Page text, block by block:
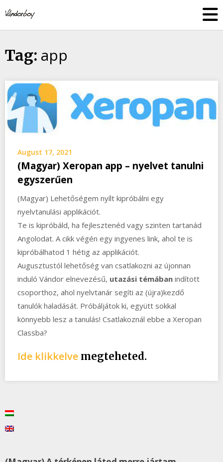
to
content
Tag: app
August 17, 2021
(Magyar) Xeropan app – nyelvet tanulni
egyszerűen
(Magyar) Lehetőségem nyílt kipróbálni egy
nyelvtanulási applikációt.
Te is kipróbáld, ha fejlesztenéd vagy szinten tartanád
Angolodat. A cikk végén egy ingyenes link, ahol te is
kipróbálhatod 1 hétig az applikációt.
Augusztustól lehetőség van csatlakozni az újonnan
induló Vándor elnevezésű, utazási témában indított
csoporthoz, ahol nyelvtanár segíti az (újra)kezdő
tanulók haladását. Próbáljátok ki, együtt sokkal
könnyebb lesz a tanulás! Csatlakoznál ebbe a Xeropan
Classba?
Ide klikkelve megteheted.